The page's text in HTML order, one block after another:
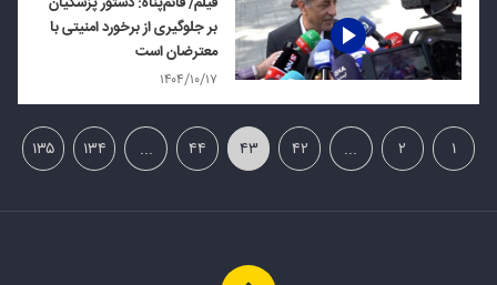
بر جلوگیری از برخورد امنیتی با
معترضان است
۱۴۰۴/۱۰/۱۷
۱ ۲ ... ۴۲ ۴۳ ۴۴ ... ۱۳۴ ۱۳۵